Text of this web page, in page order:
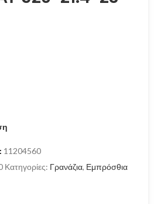
11204560
Κατηγορίες: Γρανάζια, Εμπρόσθια